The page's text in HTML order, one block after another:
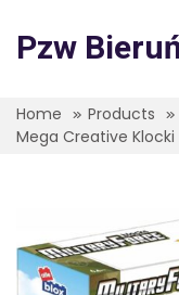
content
Pzw
Home
Products
Mega Creative